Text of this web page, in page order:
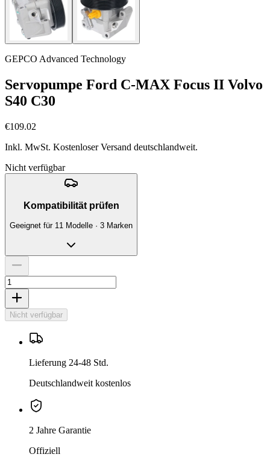
GEPCO Advanced Technology
Servopumpe Ford C-MAX Focus II Volvo
S40 C30
€109.02
Inkl. MwSt. Kostenloser Versand deutschlandweit.
Nicht verfügbar
Kompatibilität prüfen
Geeignet für 11 Modelle · 3 Marken
Nicht verfügbar
Lieferung 24-48 Std.
Deutschlandweit kostenlos
2 Jahre Garantie
Offiziell